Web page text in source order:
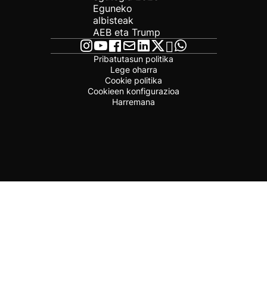
Eguneko
albisteak
AEB eta Trump
Pribatutasun politika
Lege oharra
Cookie politika
Cookieen konfigurazioa
Harremana